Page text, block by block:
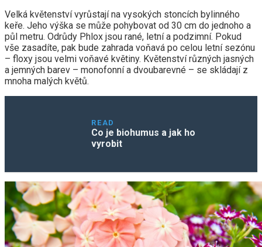
Velká květenství vyrůstají na vysokých stoncích bylinného
keře. Jeho výška se může pohybovat od 30 cm do jednoho a
půl metru. Odrůdy Phlox jsou rané, letní a podzimní. Pokud
vše zasadíte, pak bude zahrada voňavá po celou letní sezónu
– floxy jsou velmi voňavé květiny. Květenství různých jasných
a jemných barev – monofonní a dvoubarevné – se skládají z
mnoha malých květů.
READ
Co je biohumus a jak ho
vyrobit